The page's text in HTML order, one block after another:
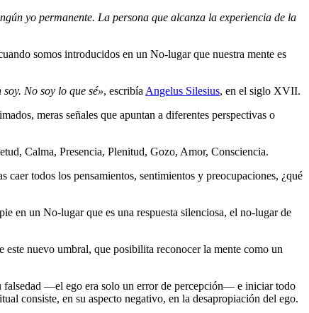
yo permanente. La persona que alcanza la experiencia de la
somos introducidos en un No-lugar que nuestra mente es
soy. No soy lo que sé», escribía Angelus Silesius, en el siglo XVII.
meras señales que apuntan a diferentes perspectivas o
Calma, Presencia, Plenitud, Gozo, Amor, Consciencia.
todos los pensamientos, sentimientos y preocupaciones, ¿qué
en un No-lugar que es una respuesta silenciosa, el no-lugar de
este nuevo umbral, que posibilita reconocer la mente como un
falsedad ―el ego era solo un error de percepción― e iniciar todo
consiste, en su aspecto negativo, en la desapropiación del ego.